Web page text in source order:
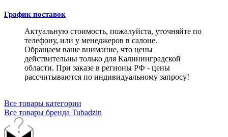
График поставок
Актуальную стоимость, пожалуйста, уточняйте по
телефону, или у менеджеров в салоне.
Обращаем ваше внимание, что цены
действительны только для Калининградской
области. При заказе в регионы РФ - цены
рассчитываются по индивидуальному запросу!
Все товары категории
Все товары бренда Tubadzin